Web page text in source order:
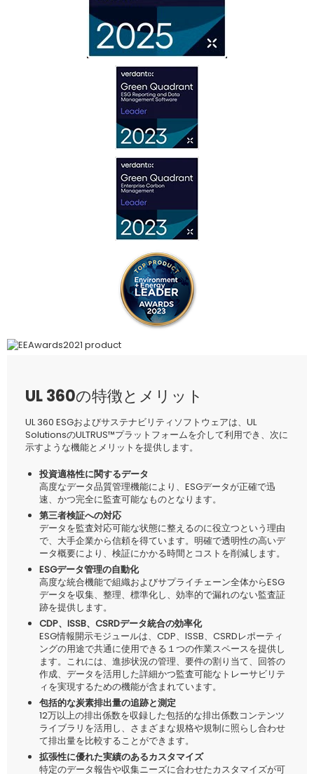
UL 360の特徴とメリット
UL 360 ESGおよびサステナビリティソフトウェアは、UL
SolutionsのULTRUS™プラットフォームを介して利用でき、次に
示すような機能とメリットを提供します。
投資適格性に関するデータ
高度なデータ品質管理機能により、ESGデータが正確で迅
速、かつ完全に監査可能なものとなります。
第三者検証への対応
データを監査対応可能な状態に整えるのに役立つという理由
で、大手企業から信頼を得ています。明確で透明性の高いデ
ータ概要により、検証にかかる時間とコストを削減します。
ESGデータ管理の自動化
高度な統合機能で組織およびサプライチェーン全体からESG
データを収集、整理、標準化し、効率的で漏れのない監査証
跡を提供します。
CDP、ISSB、CSRDデータ統合の効率化
ESG情報開示モジュールは、CDP、ISSB、CSRDレポーティ
ングの用途で共通に使用できる１つの作業スペースを提供し
ます。これには、進捗状況の管理、要件の割り当て、回答の
作成、データを活用した詳細かつ監査可能なトレーサビリテ
ィを実現するための機能が含まれています。
包括的な炭素排出量の追跡と測定
12万以上の排出係数を収録した包括的な排出係数コンテンツ
ライブラリを活用し、さまざまな規格や規制に照らし合わせ
て排出量を比較することができます。
拡張性に優れた実績のあるカスタマイズ
特定のデータ報告や収集ニーズに合わせたカスタマイズが可